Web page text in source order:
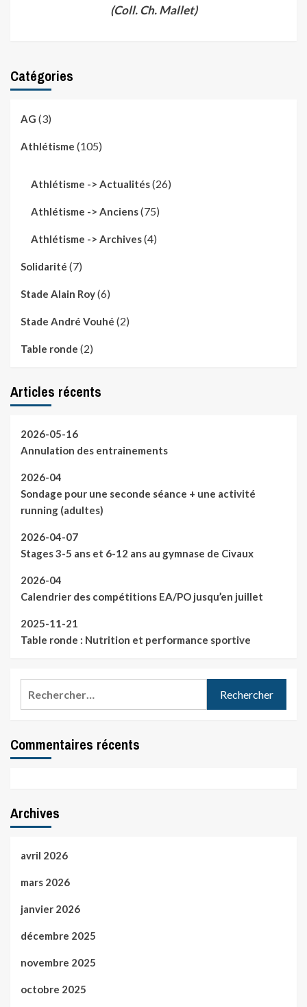
(Coll. Ch. Mallet)
Catégories
AG (3)
Athlétisme (105)
Athlétisme -> Actualités(26)
Athlétisme -> Anciens(75)
Athlétisme -> Archives(4)
Solidarité (7)
Stade Alain Roy(6)
Stade André Vouhé (2)
Table ronde (2)
Articles récents
2026-05-16
Annulation des entrainements
2026-04
Sondage pour une seconde séance + une activité
running (adultes)
2026-04-07
Stages 3-5 ans et 6-12 ans au gymnase de Civaux
2026-04
Calendrier des compétitions EA/PO jusqu’en juillet
2025-11-21
Table ronde : Nutrition et performance sportive
Commentaires récents
Archives
avril 2026
mars 2026
janvier 2026
décembre 2025
novembre 2025
octobre 2025